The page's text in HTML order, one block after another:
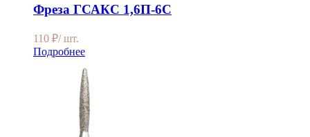
Фреза ГСАКС 1,6П-6С
110 ₽/ шт.
Подробнее